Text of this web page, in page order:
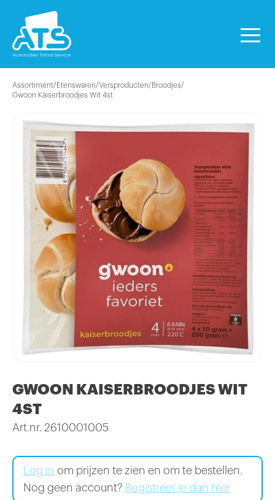
Assortiment/Etenswaren/Versproducten/Broodjes/
Gwoon Kaiserbroodjes Wit 4st
GWOON KAISERBROODJES WIT
4ST
Art.nr. 2610001005
Log in om prijzen te zien en om te bestellen.
Nog geen account? Registreer je dan hier